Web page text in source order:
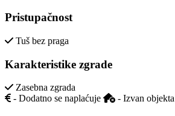
Pristupačnost
Tuš bez praga
Karakteristike zgrade
Zasebna zgrada
- Dodatno se naplaćuje
- Izvan objekta